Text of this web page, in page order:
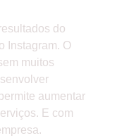
do
Instagram. O
muitos
aumentar
E com